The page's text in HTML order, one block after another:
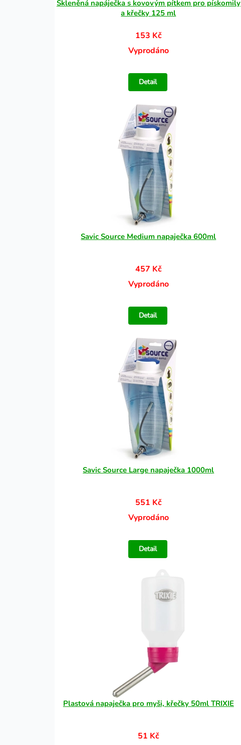
Skleněná napáječka s kovovým pítkem pro pískomily
a křečky 125 ml
153 Kč
Vyprodáno
Detail
Savic Source Medium napaječka 600ml
457 Kč
Vyprodáno
Detail
Savic Source Large napaječka 1000ml
551 Kč
Vyprodáno
Detail
Plastová napaječka pro myši, křečky 50ml TRIXIE
51 Kč